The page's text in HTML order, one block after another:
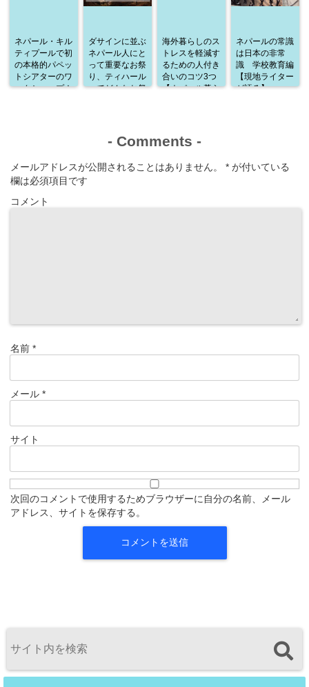
ネパール・キル
ティプールで初
の本格的パペッ
トシアターのワ
ークショップ！
ダサインに並ぶ
ネパール人にと
って重要なお祭
り、ティハール
ってどんなお祭
海外暮らしのス
トレスを軽減す
るための人付き
合いのコツ3つ
【ネパール暮ら
ネパールの常識
は日本の非常
識 学校教育編
【現地ライター
が語る】
- Comments -
メールアドレスが公開されることはありません。 * が付いている
欄は必須項目です
コメント
名前 *
メール *
サイト
次回のコメントで使用するためブラウザーに自分の名前、メール
アドレス、サイトを保存する。